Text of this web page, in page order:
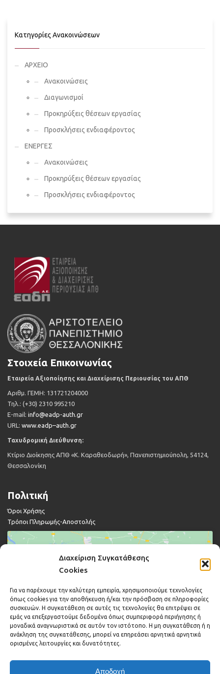
Διαχείριση Συγκατάθεσης
Cookies
Για να παρέχουμε την καλύτερη εμπειρία, χρησιμοποιούμε τεχνολογίες
όπως cookies για την αποθήκευση ή/και την πρόσβαση σε πληροφορίες
συσκευών. Η συγκατάθεση σε αυτές τις τεχνολογίες θα επιτρέψει σε
εμάς να επεξεργαστούμε δεδομένα όπως συμπεριφορά περιήγησης ή
μοναδικά αναγνωριστικά σε αυτόν τον ιστότοπο. Η μη συγκατάθεση ή η
ανάκληση της συγκατάθεσης, μπορεί να επηρεάσει αρνητικά αρνητικά
ορισμένες λειτουργίες και δυνατότητες.
Αποδοχή
Κατηγορίες Ανακοινώσεων
ΑΡΧΕΙΟ
Ανακοινώσεις
Διαγωνισμοί
Προκηρύξεις θέσεων εργασίας
Προσκλήσεις ενδιαφέροντος
ΕΝΕΡΓΕΣ
Ανακοινώσεις
Προκηρύξεις θέσεων εργασίας
Προσκλήσεις ενδιαφέροντος
Στοιχεία Επικοινωνίας
Εταιρεία Αξιοποίησης και Διαχείρισης Περιουσίας του ΑΠΘ
Αριθμ. ΓΕΜΗ: 131721204000
Τηλ.: (+30) 2310 995210
Ε-mail: info@eadp-auth.gr
URL : www.eadp–auth.gr
Ταχυδρομική Διεύθυνση:
Κτίριο Διοίκησης ΑΠΘ «Κ. Καραθεοδωρή», Πανεπιστημιούπολη, 54124,
Θεσσαλονίκη
Πολιτική
Όροι Χρήσης
Τρόποι Πληρωμής-Αποστολής
Κάντε κλικ για να αποδεχτείτε cookies
εμπορικής προώθησης και να
ενεργοποιήσετε αυτό το περιεχόμενο